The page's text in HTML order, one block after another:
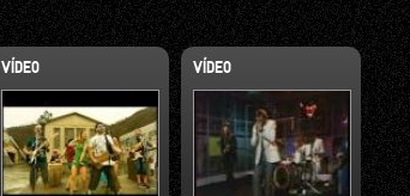
VÍDEO VÍDEO